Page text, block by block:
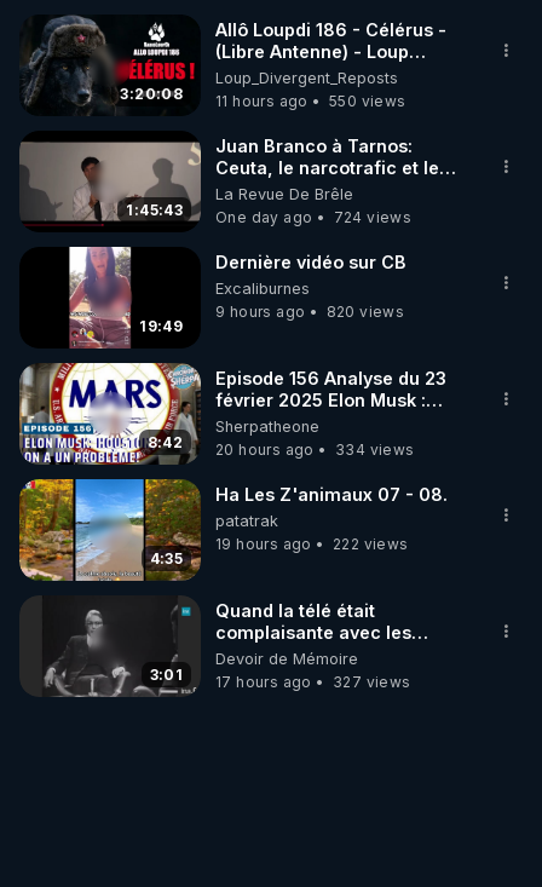
3:20:08
Allô Loupdi 186 - Célérus -
(Libre Antenne) - Loup
Divergent 2026.08.06
Loup_Divergent_Reposts
11 hours ago
550 views
1:45:43
Juan Branco à Tarnos:
Ceuta, le narcotrafic et le
pouvoir en France
La Revue De Brêle
One day ago
724 views
19:49
Dernière vidéo sur CB
Excaliburnes
9 hours ago
820 views
8:42
Episode 156 Analyse du 23
février 2025 Elon Musk :
Houston , on a un problème !
Sherpatheone
20 hours ago
334 views
4:35
Ha Les Z'animaux 07 - 08.
patatrak
19 hours ago
222 views
3:01
Quand la télé était
complaisante avec les
pédophiles
Devoir de Mémoire
17 hours ago
327 views